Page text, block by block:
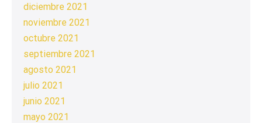
diciembre 2021
noviembre 2021
octubre 2021
septiembre 2021
agosto 2021
julio 2021
junio 2021
mayo 2021